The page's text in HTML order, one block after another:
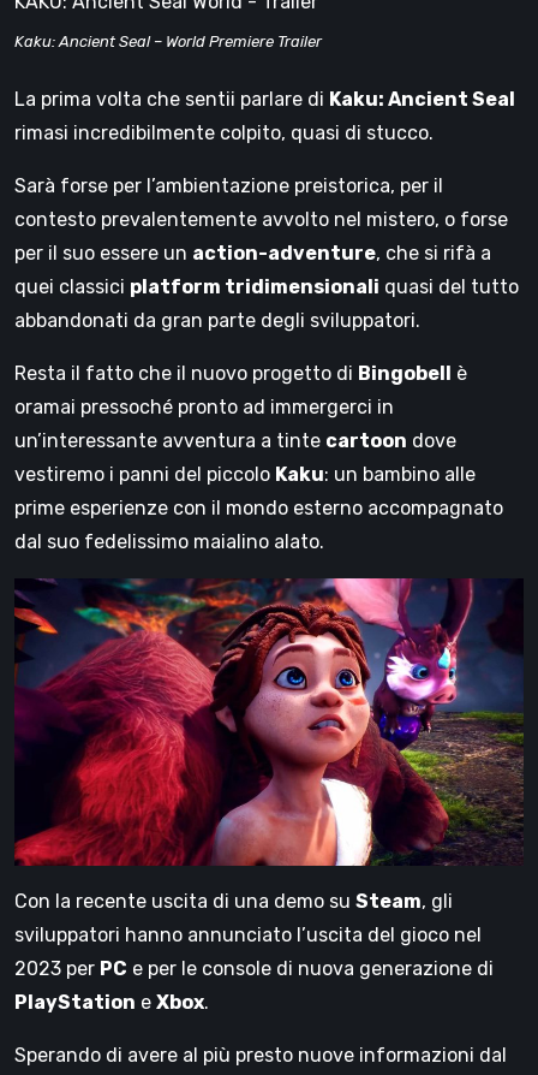
Kaku: Ancient Seal – World Premiere Trailer
La prima volta che sentii parlare di Kaku: Ancient Seal
rimasi incredibilmente colpito, quasi di stucco.
Sarà forse per l’ambientazione preistorica, per il
contesto prevalentemente avvolto nel mistero, o forse
per il suo essere un action-adventure, che si rifà a
quei classici platform tridimensionali quasi del tutto
abbandonati da gran parte degli sviluppatori.
Resta il fatto che il nuovo progetto di Bingobell
è
oramai pressoché pronto ad immergerci in
un’interessante avventura a tinte cartoon dove
vestiremo i panni del piccolo Kaku: un bambino alle
prime esperienze con il mondo esterno accompagnato
dal suo fedelissimo maialino alato.
Con la recente uscita di una demo su Steam, gli
sviluppatori hanno annunciato l’uscita del gioco nel
2023 per PC e per le console di nuova generazione di
PlayStation e Xbox.
Sperando di avere al più presto nuove informazioni dal